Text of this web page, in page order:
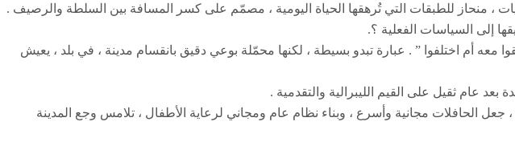
، منحاز للطبقات التي تُرهقها الحياة اليومية ، مصمّم على كسر المسافة بين السلطة والرصيف .
إلى السياسات الفعلية ؟.
معه أم اختلفوا ” . عبارة تبدو بسيطة ، لكنها محمّلة بوعي دقيق بانقسام مدينة ، في بلد ، يعيش
عام ثقيل على القيم الليبرالية والتقدمية .
جعل الحافلات مجانية وأسرع ، وبناء نظام عام ومجاني لرعاية الأطفال ، تلامس وجع المدينة